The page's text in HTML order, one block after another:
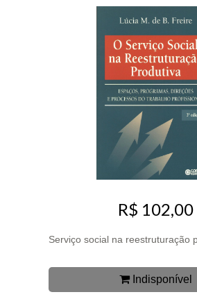
R$ 102,00
Serviço social na reestruturação
Indisponível